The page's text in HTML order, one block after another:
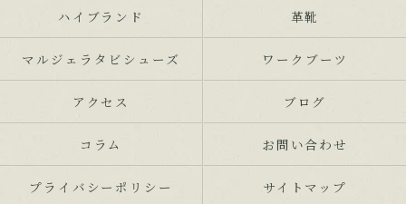
ハイブランド
革靴
マルジェラタビシューズ
ワークブーツ
アクセス
ブログ
コラム
お問い合わせ
プライバシーポリシー
サイトマップ